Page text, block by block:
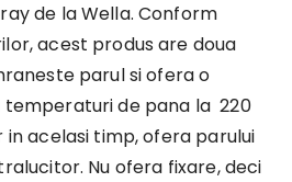
de la Wella. Conform
acest produs are doua
parul si ofera o
de pana la 220
in acelasi timp, ofera parului
Nu ofera fixare, deci